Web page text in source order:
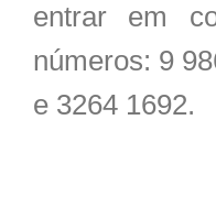
entrar em
números: 9
e 3264 1692.